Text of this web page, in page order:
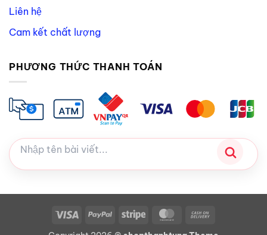
Liên hệ
Cam kết chất lượng
PHƯƠNG THỨC THANH TOÁN
Visa PayPal Stripe MasterCard